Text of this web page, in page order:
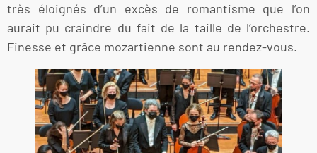
très éloignés d’un excès de romantisme que l’on
aurait pu craindre du fait de la taille de l’orchestre.
Finesse et grâce mozartienne sont au rendez-vous.